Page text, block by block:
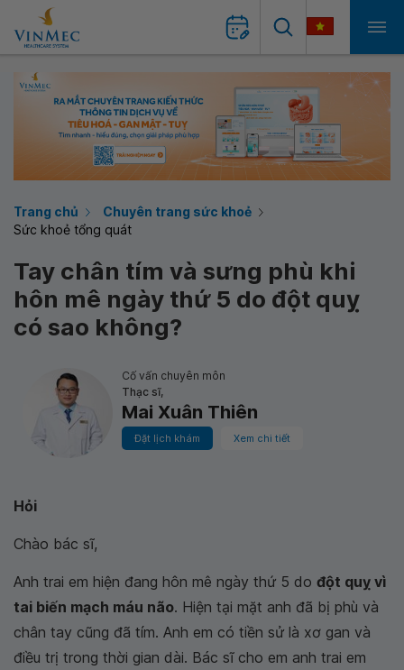
Trang chủ
Chuyên trang sức khoẻ
Sức khoẻ tổng quát
Tay chân tím và sưng phù khi
hôn mê ngày thứ 5 do đột quỵ
có sao không?
Cố vấn chuyên môn
Thạc sĩ,
Mai Xuân Thiên
Đặt lịch khám Xem chi tiết
Hỏi
Chào bác sĩ,
Anh trai em hiện đang hôn mê ngày thứ 5 do đột quỵ vì
tai biến mạch máu não. Hiện tại mặt anh đã bị phù và
chân tay cũng đã tím. Anh em có tiền sử là xơ gan và
điều trị trong thời gian dài. Bác sĩ cho em anh trai em